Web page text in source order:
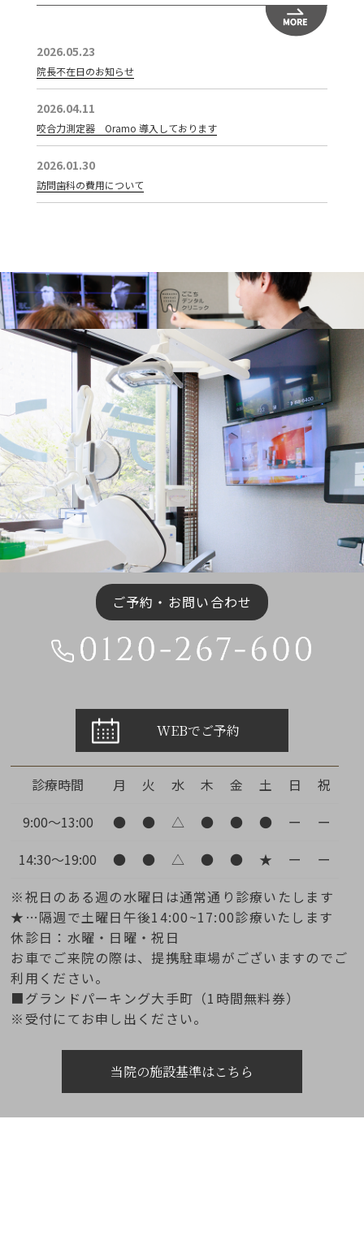
2026.05.23
院長不在日のお知らせ
2026.04.11
咬合力測定器 Oramo 導入しております
2026.01.30
訪問歯科の費用について
ご予約・お問い合わせ
WEBでご予約
診療時間 月 火 水 木 金 土 日
祝
9:00～13:00
● ● △ ● ● ● ー
ー
14:30～19:00
● ● △ ● ● ★ ー
ー
※祝日のある週の水曜日は通常通り診療いたします
★…隔週で土曜日午後14:00~17:00診療いたします
休診日：水曜・日曜・祝日
お車でご来院の際は、提携駐車場がございますのでご
利用ください。
■グランドパーキング大手町（1時間無料券）
※受付にてお申し出ください。
当院の施設基準はこちら